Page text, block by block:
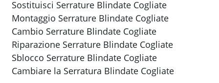
Sostituisci Serrature Blindate Cogliate
Montaggio Serrature Blindate Cogliate
Cambio Serrature Blindate Cogliate
Riparazione Serrature Blindate Cogliate
Sblocco Serrature Blindate Cogliate
Cambiare la Serratura Blindate Cogliate